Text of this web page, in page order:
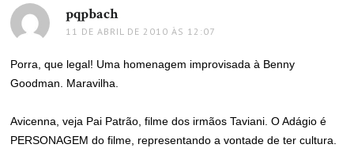
pqpbachdisse:
11 DE ABRIL DE 2010 ÀS 12:07
Porra, que legal! Uma homenagem improvisada à Benny
Goodman. Maravilha.
Avicenna, veja Pai Patrão, filme dos irmãos Taviani. O Adágio é
PERSONAGEM do filme, representando a vontade de ter cultura.